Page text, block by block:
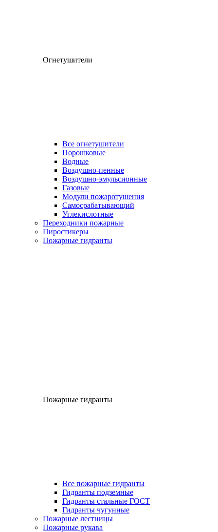
Огнетушители
Все огнетушители
Порошковые
Водные
Воздушно-пенные
Воздушно-эмульсионные
Газовые
Модули пожаротушения
Самосрабатывающий
Углекислотные
Переходники пожарные
Пиростикеры
Пожарные гидранты
Пожарные гидранты
Все пожарные гидранты
Гидранты подземные
Гидранты стальные ГОСТ
Гидранты чугунные
Пожарные лестницы
Пожарные рукава